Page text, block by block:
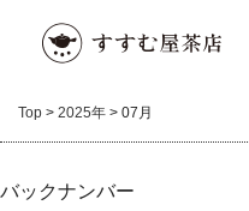
Top > 2025年 > 07月
バックナンバー